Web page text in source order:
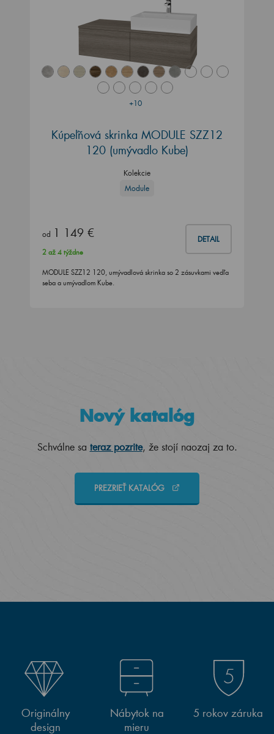
+10
Kúpeľňová skrinka MODULE SZZ12
120 (umývadlo Kube)
Kolekcie
Module
od 1 149 € DETAIL
2 až 4 týždne
MODULE SZZ12 120, umývadlová skrinka so 2 zásuvkami vedľa
seba a umývadlom Kube.
Nový katalóg
Schválne sa teraz pozrite, že stojí naozaj za to.
PREZRIEŤ KATALÓG
Originálny
design
Nábytok na
mieru
5 rokov záruka